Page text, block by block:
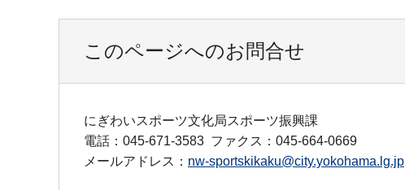
このページへのお問合せ
にぎわいスポーツ文化局スポーツ振興課
電話：045-671-3583 ファクス：045-664-0669
メールアドレス： nw-sportskikaku@city.yokohama.lg.jp